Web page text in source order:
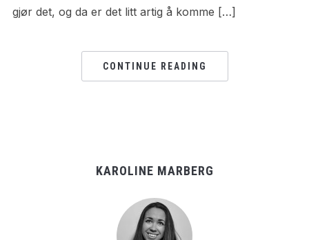
gjør det, og da er det litt artig å komme […]
CONTINUE READING
KAROLINE MARBERG